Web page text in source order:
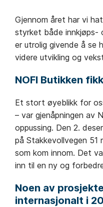
Gjennom året har vi
styrket både innkjøps-
er utrolig givende å se
videre utvikling og
NOFI Butikken
Et stort øyeblikk for
– var gjenåpningen av
oppussing. Den 2.
på Stakkevollvegen 51
som kom innom. Det
inn til en ny og
Noen av
internasjonalt i